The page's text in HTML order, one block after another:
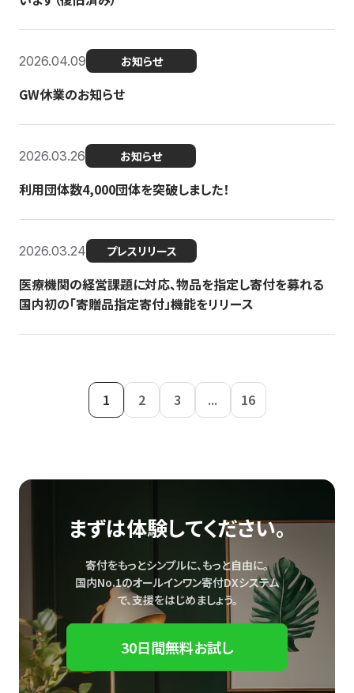
2026.04.09 お知らせ
GW休業のお知らせ
2026.03.26 お知らせ
利用団体数4,000団体を突破しました！
2026.03.24 プレスリリース
医療機関の経営課題に対応、物品を指定し寄付を募れる
国内初の「寄贈品指定寄付」機能をリリース
1 2 3 ... 16
まずは体験してください。
寄付をもっとシンプルに、もっと自由に。
国内No.1のオールインワン寄付DXシステム
で、支援をはじめましょう。
30日間無料お試し